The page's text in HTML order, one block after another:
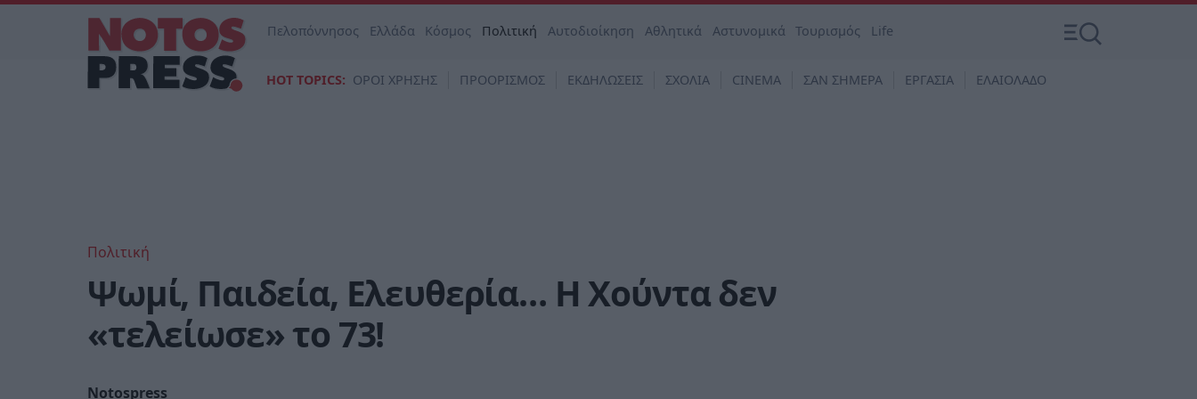
Πελοπόννησος Ελλάδα Κόσμος Πολιτική Αυτοδιοίκηση Αθλητικά Αστυνομικά Τουρισμός Life
HOT TOPICS: ΟΡΟΙ ΧΡΗΣΗΣ ΠΡΟΟΡΙΣΜΟΣ ΕΚΔΗΛΩΣΕΙΣ ΣΧΟΛΙΑ CINEMA ΣΑΝ ΣΗΜΕΡΑ ΕΡΓΑΣΙΑ ΕΛΑΙΟΛΑΔΟ
Πολιτική
Ψωμί, Παιδεία, Ελευθερία… Η Χούντα δεν
«τελείωσε» το 73!
Notospress